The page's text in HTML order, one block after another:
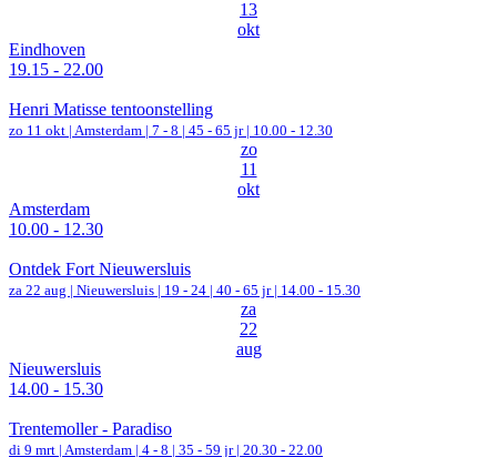
13
okt
Eindhoven
19.15 - 22.00
Henri Matisse tentoonstelling
zo 11 okt | Amsterdam | 7 - 8 | 45 - 65 jr | 10.00 - 12.30
zo
11
okt
Amsterdam
10.00 - 12.30
Ontdek Fort Nieuwersluis
za 22 aug | Nieuwersluis | 19 - 24 | 40 - 65 jr | 14.00 - 15.30
za
22
aug
Nieuwersluis
14.00 - 15.30
Trentemoller - Paradiso
di 9 mrt | Amsterdam | 4 - 8 | 35 - 59 jr | 20.30 - 22.00